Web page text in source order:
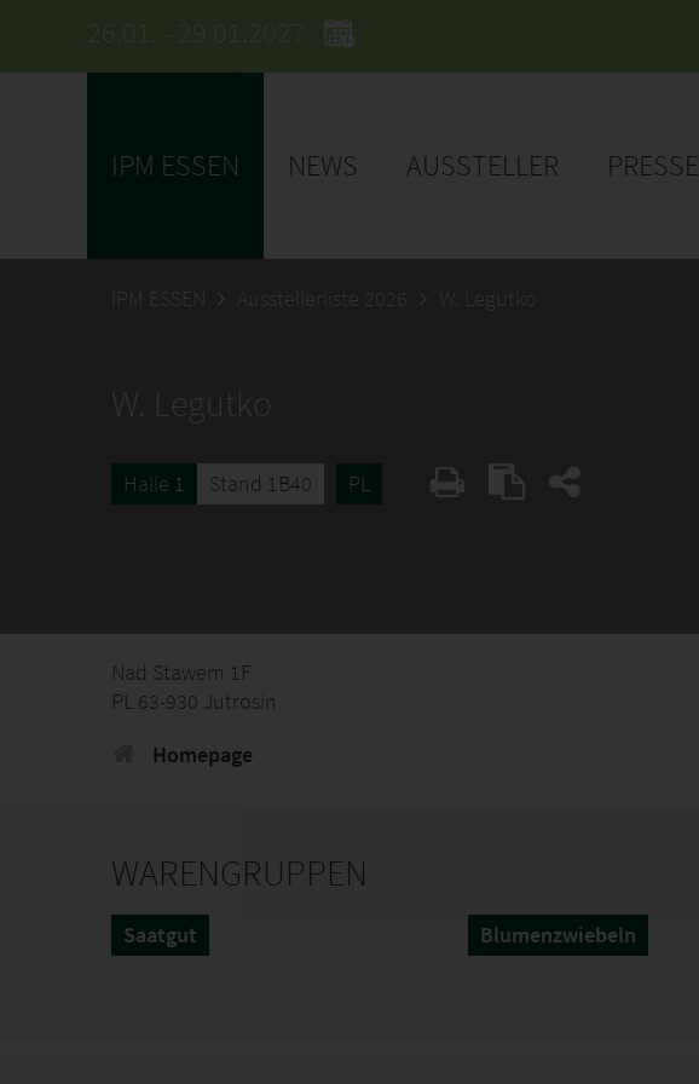
26.01. - 29.01.2027
IPM ESSEN NEWS AUSSTELLER PRESSE
IPM ESSEN Ausstellerliste 2026 W. Legutko
W. Legutko
Halle 1 Stand 1B40 PL
Nad Stawem 1F
PL 63-930 Jutrosin
Homepage
WARENGRUPPEN
Saatgut Blumenzwiebeln